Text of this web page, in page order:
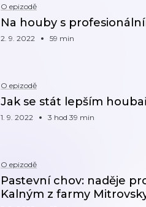
O epizodě
Na houby s
2. 9. 2022 59 min
O epizodě
Jak se stát lepším
1. 9. 2022 3 hod 39 min
O epizodě
Pastevní chov: naděje
Kalným z farmy